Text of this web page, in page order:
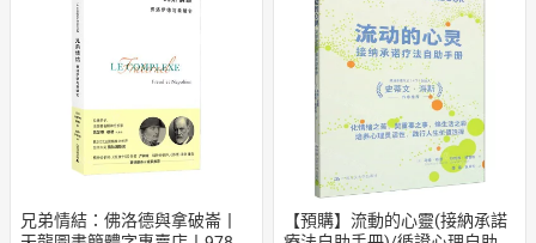
兄弟情結：佛洛德與拿破崙丨
【預購】流動的心靈(接納承諾